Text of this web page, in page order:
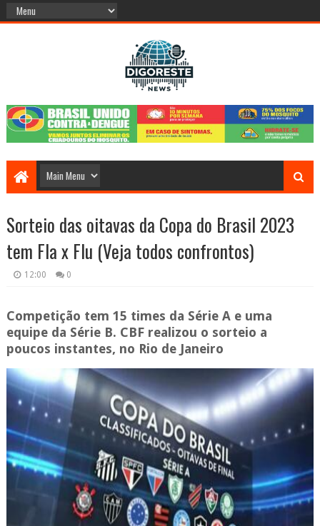
Sorteio das oitavas da Copa do Brasil 2023
tem Fla x Flu (Veja todos confrontos)
12:00 0
Competição tem 15 times da Série A e uma
equipe da Série B. CBF realizou o sorteio a
poucos instantes, no Rio de Janeiro